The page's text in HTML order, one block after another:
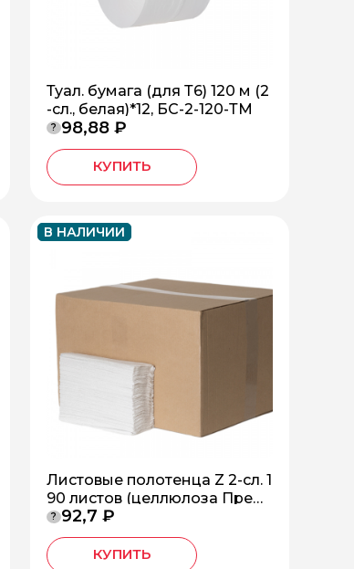
Туал. бумага (для Т6) 120 м (2
-сл., белая)*12, БС-2-120-ТМ
? 98,88 ₽
КУПИТЬ
В НАЛИЧИИ
Листовые полотенца Z 2-сл. 1
90 листов (целлюлоза Прем
иум) *20 БС-2-190-ZК
? 92,7 ₽
КУПИТЬ